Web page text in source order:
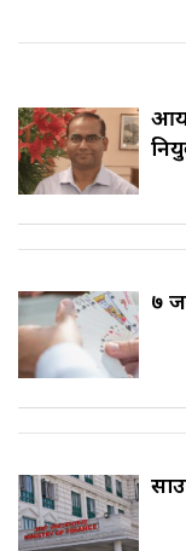
७